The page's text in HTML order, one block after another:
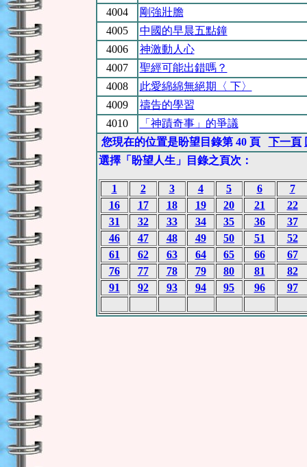
4004
剛強壯膽
4005
中國的早晨五點鐘
4006
神激動人心
4007
聖經可能出錯嗎？
4008
此愛綿綿無絕期〈 下〉
4009
禱告的學習
4010
「神蹟奇事」的爭議
您現在的位置是盼望目錄第 40 頁
下一頁
選擇「盼望人生」目錄之頁次：
1 2 3 4 5 6
7
16
17 18 19 20 21
22
31
32 33 34 35 36
37
46
47 48 49 50 51
52
61
62 63 64 65 66
67
76
77 78 79 80 81
82
91
92 93 94 95 96 97